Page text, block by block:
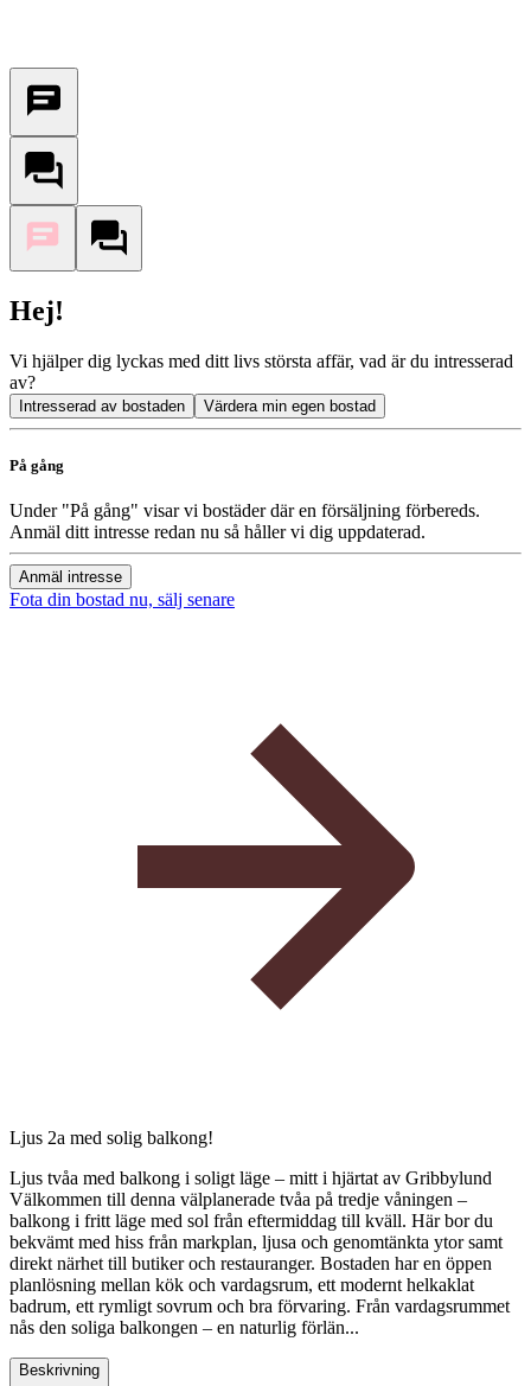
Hej!
Vi hjälper dig lyckas med ditt livs största affär, vad är du intresserad
av?
Intresserad av bostaden Värdera min egen bostad
På gång
Under "På gång" visar vi bostäder där en försäljning förbereds.
Anmäl ditt intresse redan nu så håller vi dig uppdaterad.
Anmäl intresse
Fota din bostad nu, sälj senare
Ljus 2a med solig balkong!
Ljus tvåa med balkong i soligt läge – mitt i hjärtat av Gribbylund
Välkommen till denna välplanerade tvåa på tredje våningen –
balkong i fritt läge med sol från eftermiddag till kväll. Här bor du
bekvämt med hiss från markplan, ljusa och genomtänkta ytor samt
direkt närhet till butiker och restauranger. Bostaden har en öppen
planlösning mellan kök och vardagsrum, ett modernt helkaklat
badrum, ett rymligt sovrum och bra förvaring. Från vardagsrummet
nås den soliga balkongen – en naturlig förlän...
Beskrivning